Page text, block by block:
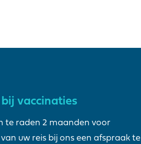
vaccinaties
te raden 2 maanden voor
uw reis bij ons een afspraak te